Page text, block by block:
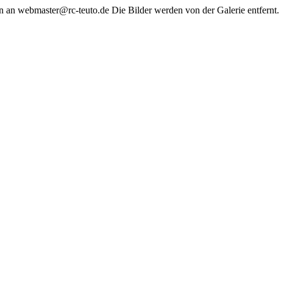
webmaster@rc-teuto.de Die Bilder werden von der Galerie entfernt.